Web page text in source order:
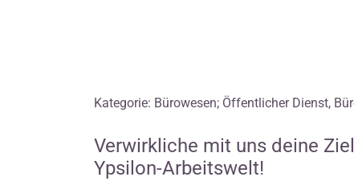
Kategorie: Bürowesen; Öffentlicher Dienst,
Verwirkliche mit uns deine
Ypsilon-Arbeitswelt!